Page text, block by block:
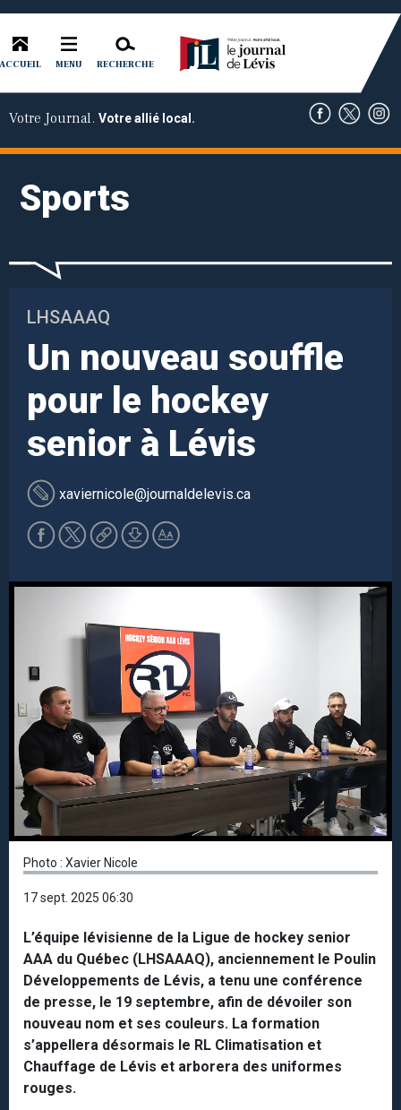
ACCUEIL MENU RECHERCHE
Votre Journal. Votre allié local.
Sports
LHSAAAQ
Un nouveau souffle
pour le hockey
senior à Lévis
xaviernicole@journaldelevis.ca
Photo : Xavier Nicole
17 sept. 2025 06:30
L’équipe lévisienne de la Ligue de hockey senior
AAA du Québec (LHSAAAQ), anciennement le Poulin
Développements de Lévis, a tenu une conférence
de presse, le 19 septembre, afin de dévoiler son
nouveau nom et ses couleurs. La formation
s’appellera désormais le RL Climatisation et
Chauffage de Lévis et arborera des uniformes
rouges.